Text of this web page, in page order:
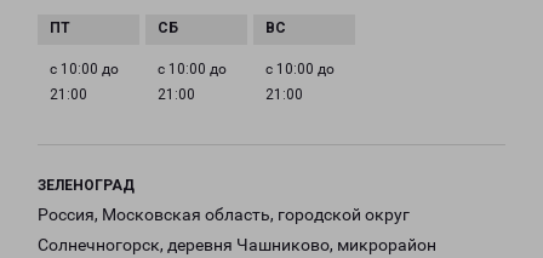
с 10:00 до
21:00
с 10:00 до
21:00
с 10:00 до
21:00
ЗЕЛЕНОГРАД
Россия, Московская область, городской округ
Солнечногорск, деревня Чашниково, микрорайон